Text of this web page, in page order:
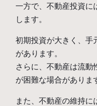
一方で、不動産投資に
します。
初期投資が大きく、手
があります。
さらに、不動産は流動
が困難な場合がありま
また、不動産の維持に